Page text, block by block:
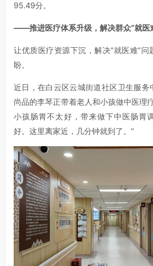
95.49分。
——推进医疗体系升级，解决群众“就医
让优质医疗资源下沉，解决“就医难”问
盼。
近日，在白云区云城街道社区卫生服务
尚品的李琴正带着老人和小孩做中医理
小孩肠胃不太好，带来做下中医肠胃
好。这里离家近，几分钟就到了。”